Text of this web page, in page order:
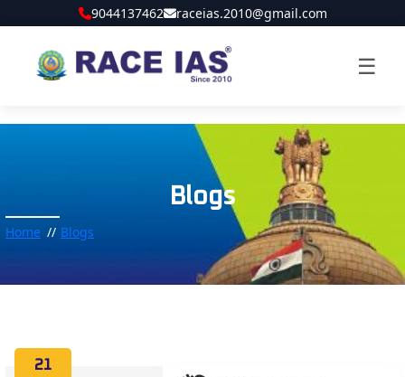
9044137462 raceias.2010@gmail.com
☰
Blogs
Home Blogs
21